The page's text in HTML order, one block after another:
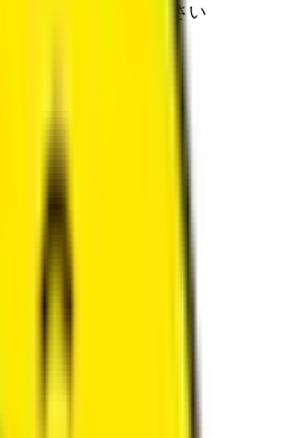
ますのでご了承ください
山病院
目3番10号
花